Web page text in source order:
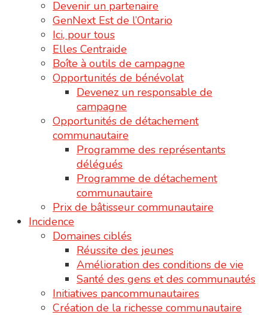
Devenir un partenaire
GenNext Est de l’Ontario
Ici, pour tous
Elles Centraide
Boîte à outils de campagne
Opportunités de bénévolat
Devenez un responsable de
campagne
Opportunités de détachement
communautaire
Programme des représentants
délégués
Programme de détachement
communautaire
Prix de bâtisseur communautaire
Incidence
Domaines ciblés
Réussite des jeunes
Amélioration des conditions de vie
Santé des gens et des communautés
Initiatives pancommunautaires
Création de la richesse communautaire